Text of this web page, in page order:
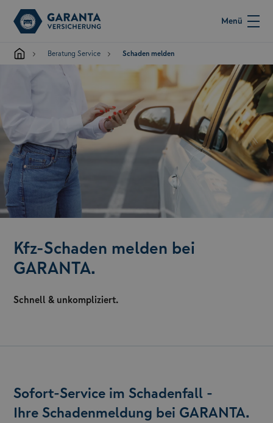
Menü
Beratung Service Schaden melden
Kfz-Schaden melden bei
GARANTA.
Schnell & unkompliziert.
Sofort-Service im Schadenfall -
Ihre Schadenmeldung bei GARANTA.